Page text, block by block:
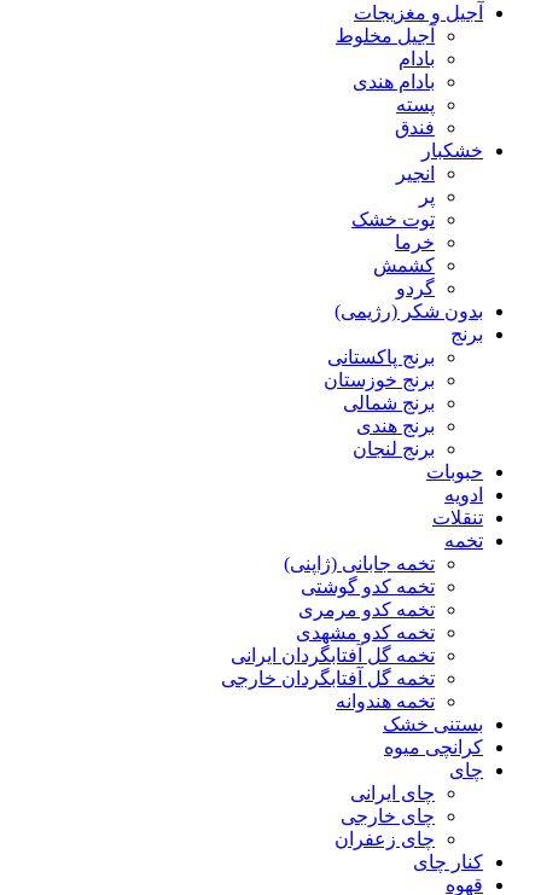
آجیل و مغزیجات
آجیل مخلوط
بادام
بادام هندی
پسته
فندق
خشکبار
انجیر
پر
توت خشک
خرما
کشمش
گردو
بدون شکر (رژیمی)
برنج
برنج پاکستانی
برنج خوزستان
برنج شمالی
برنج هندی
برنج لنجان
حبوبات
ادویه
تنقلات
تخمه
تخمه جابانی (ژاپنی)
تخمه کدو گوشتی
تخمه کدو مرمری
تخمه کدو مشهدی
تخمه گل آفتابگردان ایرانی
تخمه گل آفتابگردان خارجی
تخمه هندوانه
بستنی خشک
کرانچی میوه
چای
چای ایرانی
چای خارجی
چای زعفران
کنار چای
قهوه